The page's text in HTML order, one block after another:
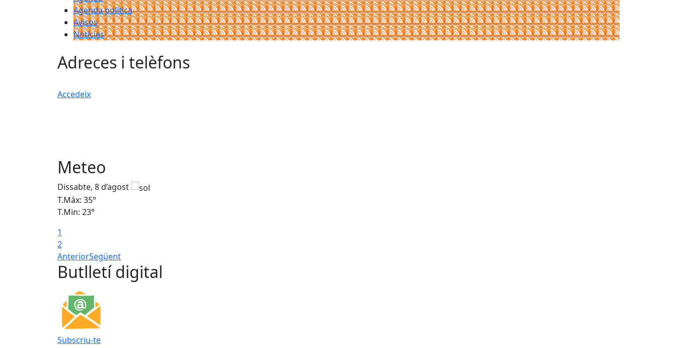
Agenda política
Avisos
Notícies
Adreces i telèfons
Accedeix
Meteo
Dissabte, 8 d’agost
T.Màx: 35°
T.Min: 23°
1
2
AnteriorSegüent
Butlletí digital
Subscriu-te